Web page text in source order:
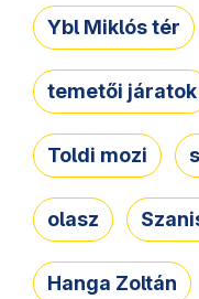
Ybl Miklós tér
temetői járatok
Toldi mozi
olasz
Hanga Zoltán